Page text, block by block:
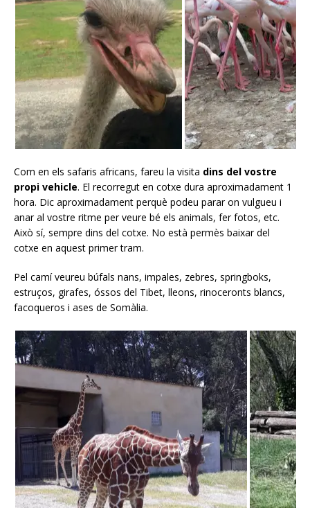
Com en els safaris africans, fareu la visita dins del vostre
propi vehicle. El recorregut en cotxe dura aproximadament 1
hora. Dic aproximadament perquè podeu parar on vulgueu i
anar al vostre ritme per veure bé els animals, fer fotos, etc.
Això sí, sempre dins del cotxe. No està permès baixar del
cotxe en aquest primer tram.
Pel camí veureu búfals nans, impales, zebres, springboks,
estruços, girafes, óssos del Tibet, lleons, rinoceronts blancs,
facoqueros i ases de Somàlia.